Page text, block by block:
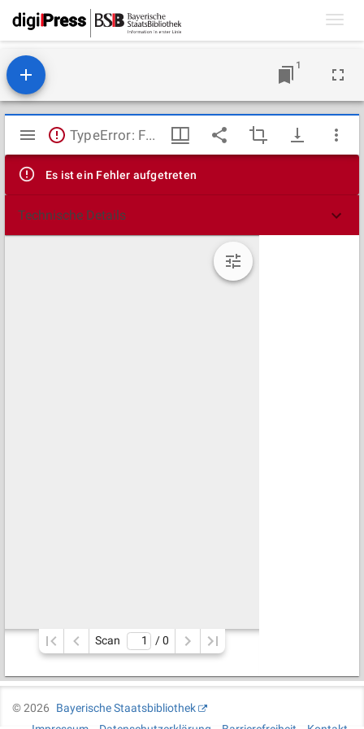
1
Mirador
Viewer
TypeError: Failed to fetch
Es ist ein Fehler aufgetreten
Technische Details
Scan / 0
©2026
Bayerische Staatsbibliothek